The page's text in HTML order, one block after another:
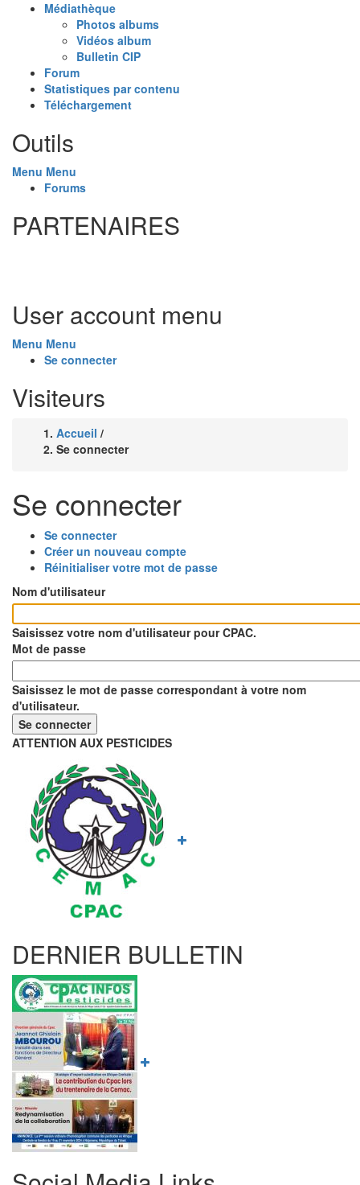
Médiathèque
Photos albums
Vidéos album
Bulletin CIP
Forum
Statistiques par contenu
Téléchargement
Outils
Menu Menu
Forums
PARTENAIRES
User account menu
Menu Menu
Se connecter
Visiteurs
Fil
Accueil /
Se connecter
Se connecter
Onglets
principaux
Se connecter(onglet
actif)
Créer un nouveau compte
Réinitialiser votre mot de passe
Nom d'utilisateur
Saisissez votre nom d'utilisateur pour CPAC.
Mot de passe
Saisissez le mot de passe correspondant à votre nom
d'utilisateur.
ATTENTION AUX PESTICIDES
DERNIER BULLETIN